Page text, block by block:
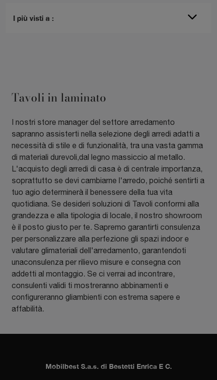
I più visti a :
Tavoli in laminato
I nostri store manager del settore arredamento
sapranno assisterti nella selezione degli arredi adatti a
necessità di stile e di funzionalità, tra una vasta gamma
di materiali durevoli,dal legno massiccio al metallo.
L'acquisto degli arredi di casa è di centrale importanza,
soprattutto se devi cambiarne l'arredo, poiché sentirti a
tuo agio determinerà il benessere della tua vita
quotidiana. Se desideri soluzioni di Tavoli conformi alla
grandezza e alla tipologia di locale, il nostro showroom
è il posto giusto per te. Sapremo garantirti consulenza
per personalizzare alla perfezione gli spazi indoor e
valutare glimateriali dell'arredamento, garantendoti
unaconsulenza per rilievo misure e consegna con
addetti al montaggio. Se ci verrai ad incontrare,
consulenti validi ti mostreranno abbinamenti e
configureranno gliambienti con estrema sapere e
affabilità.
Mobilbest S.a.s. di Bestetti Enrica E C.